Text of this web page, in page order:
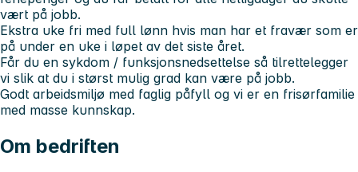
vært på jobb.
Ekstra uke fri med full lønn hvis man har et fravær som er
på under en uke i løpet av det siste året.
Får du en sykdom / funksjonsnedsettelse så tilrettelegger
vi slik at du i størst mulig grad kan være på jobb.
Godt arbeidsmiljø med faglig påfyll og vi er en frisørfamilie
med masse kunnskap.
Om bedriften